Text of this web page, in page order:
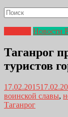
Новости
Таганрог
туристов
17.02.2015
воинской славы,
Таганрог